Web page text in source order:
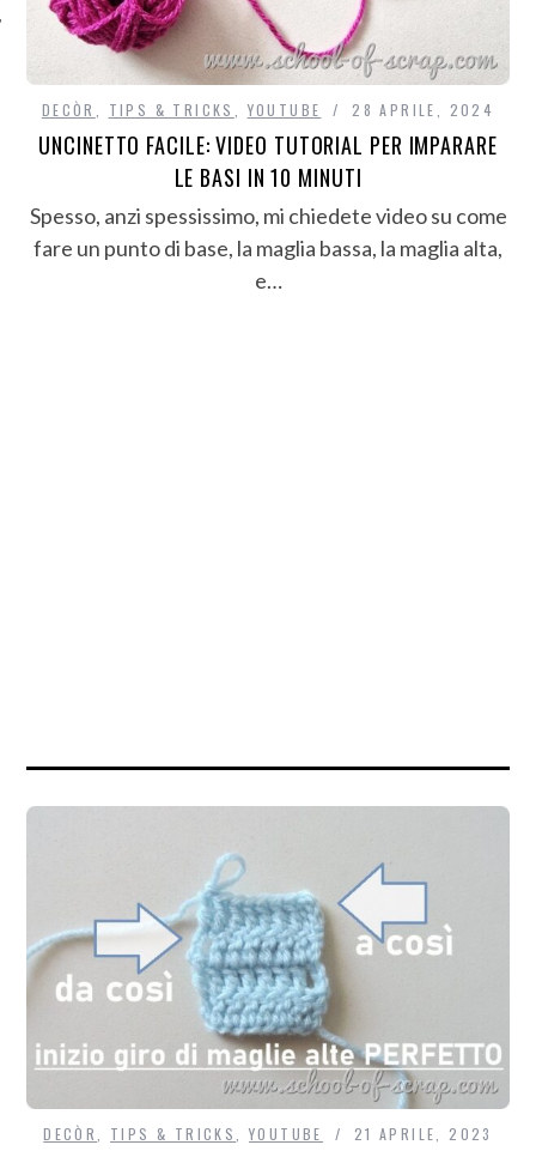
DECÒR , TIPS & TRICKS , YOUTUBE 28 APRILE, 2024
UNCINETTO FACILE: VIDEO TUTORIAL PER IMPARARE
LE BASI IN 10 MINUTI
Spesso, anzi spessissimo, mi chiedete video su come
fare un punto di base, la maglia bassa, la maglia alta,
e…
DECÒR TIPS & TRICKS ,YOUTUBE 21 APRILE, 2023